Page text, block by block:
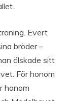
Evert
bröder –
älskade sitt
För honom
honom